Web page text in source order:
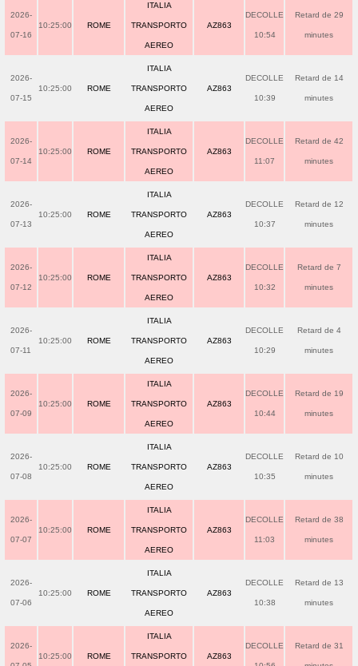
2026-
07-16
10:25:00 ROME
ITALIA
TRANSPORTO
AEREO
AZ863
DECOLLE
10:54
Retard de 29
minutes
2026-
07-15
10:25:00 ROME
ITALIA
TRANSPORTO
AEREO
AZ863
DECOLLE
10:39
Retard de 14
minutes
2026-
07-14
10:25:00 ROME
ITALIA
TRANSPORTO
AEREO
AZ863
DECOLLE
11:07
Retard de 42
minutes
2026-
07-13
10:25:00 ROME
ITALIA
TRANSPORTO
AEREO
AZ863
DECOLLE
10:37
Retard de 12
minutes
2026-
07-12
10:25:00 ROME
ITALIA
TRANSPORTO
AEREO
AZ863
DECOLLE
10:32
Retard de 7
minutes
2026-
07-11
10:25:00 ROME
ITALIA
TRANSPORTO
AEREO
AZ863
DECOLLE
10:29
Retard de 4
minutes
2026-
07-09
10:25:00 ROME
ITALIA
TRANSPORTO
AEREO
AZ863
DECOLLE
10:44
Retard de 19
minutes
2026-
07-08
10:25:00 ROME
ITALIA
TRANSPORTO
AEREO
AZ863
DECOLLE
10:35
Retard de 10
minutes
2026-
07-07
10:25:00 ROME
ITALIA
TRANSPORTO
AEREO
AZ863
DECOLLE
11:03
Retard de 38
minutes
2026-
07-06
10:25:00 ROME
ITALIA
TRANSPORTO
AEREO
AZ863
DECOLLE
10:38
Retard de 13
minutes
2026-
10:25:00 ROME
ITALIA
TRANSPORTO AZ863
DECOLLE Retard de 31